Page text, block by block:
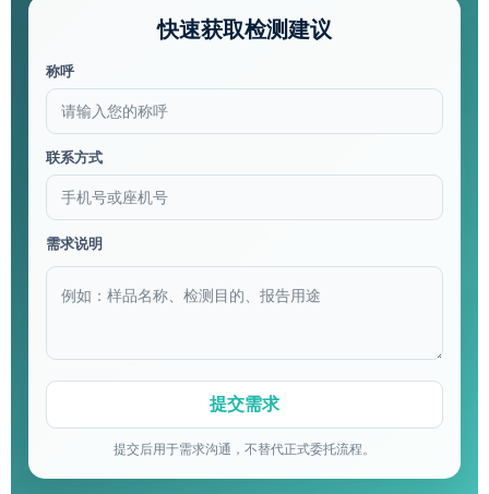
快速获取检测建议
称呼
联系方式
需求说明
提交后用于需求沟通，不替代正式委托流程。